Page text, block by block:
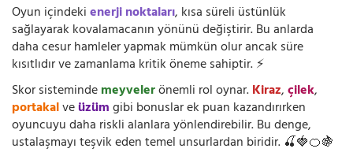
Oyun içindekienerji noktaları, kısa süreli üstünlük
sağlayarak kovalamacanın yönünü değiştirir. Bu anlarda
daha cesur hamleler yapmak mümkün olur ancak süre
kısıtlıdır ve zamanlama kritik öneme sahiptir. ⚡
Skor sistemindemeyvelerönemli rol oynar.Kiraz,çilek,
portakalveüzümgibi bonuslar ek puan kazandırırken
oyuncuyu daha riskli alanlara yönlendirebilir. Bu denge,
ustalaşmayı teşvik eden temel unsurlardan biridir. 🍒🍓🍊🍇